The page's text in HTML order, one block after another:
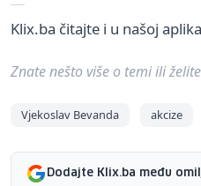
Klix.ba čitajte i u našoj
Znate nešto više o temi ili
Vjekoslav Bevanda akcize
Dodajte Klix.ba među